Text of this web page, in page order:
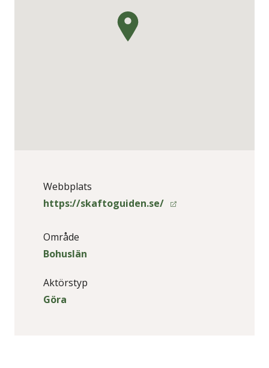
Webbplats
https://skaftoguiden.se/
Område
Bohuslän
Aktörstyp
Göra